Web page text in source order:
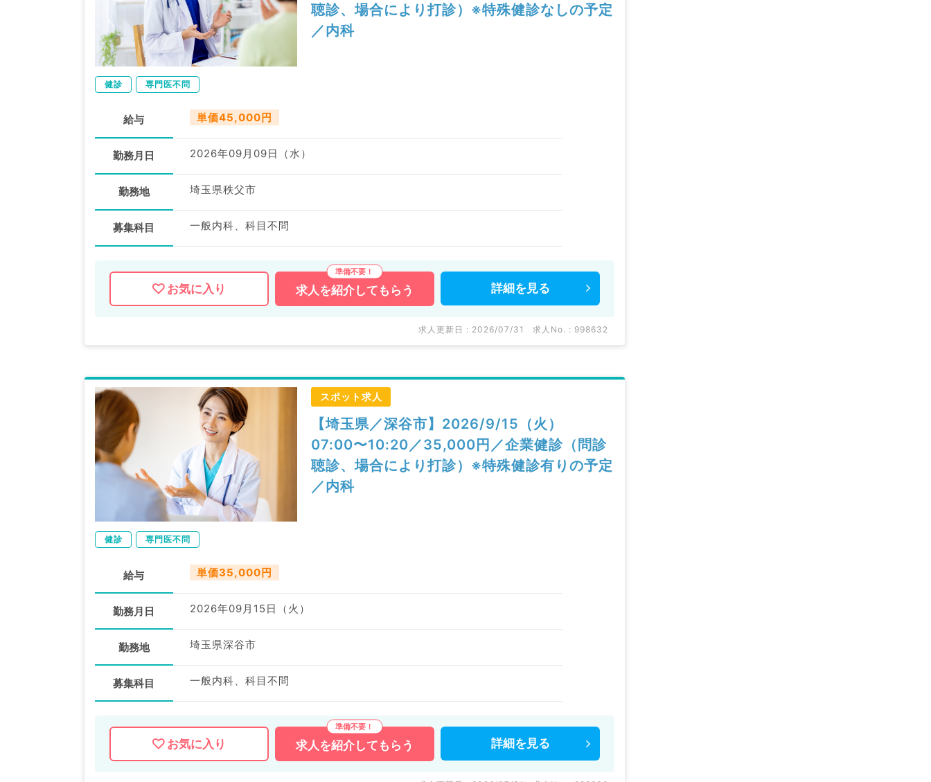
聴診、場合により打診）※特殊健診なしの予定
／内科
健診 専門医不問
給与 単価45,000円
勤務月日 2026年09月09日（水）
勤務地 埼玉県秩父市
募集科目 一般内科、科目不問
お気に入り 求人を紹介してもらう 詳細を 見る
求人更新日 : 2026/07/31 求人No. : 998632
スポット求人
【埼玉県／深谷市】2026/9/15（火）
07:00〜10:20／35,000円／企業健診（問診
聴診、場合により打診）※特殊健診有りの予定
／内科
健診 専門医不問
給与 単価35,000円
勤務月日 2026年09月15日（火）
勤務地 埼玉県深谷市
募集科目 一般内科、科目不問
お気に入り 求人を紹介してもらう 詳細を 見る